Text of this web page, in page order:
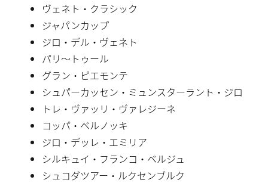
ヴェネト・クラシック
ジャパンカップ
ジロ・デル・ヴェネト
パリ〜トゥール
グラン・ピエモンテ
シュパーカッセン・ミュンスターラント・ジロ
トレ・ヴァッリ・ヴァレジーネ
コッパ・ベルノッキ
ジロ・デッレ・エミリア
シルキュイ・フランコ・ベルジュ
シュコダツアー・ルクセンブルク